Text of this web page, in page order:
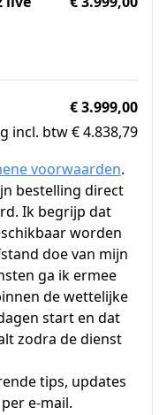
€ 3.999,00
incl. btw € 4.838,79
voorwaarden.
bestelling direct
Ik begrijp dat
worden
doe van mijn
ga ik ermee
de wettelijke
start en dat
zodra de dienst
tips, updates
e-mail.